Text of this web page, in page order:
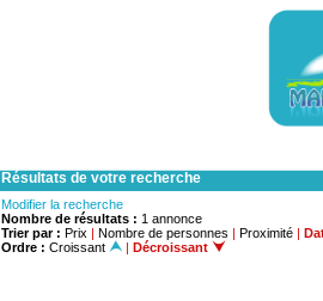
Résultats de votre recherche
Modifier la recherche
Nombre de résultats : 1 annonce
Trier par : Prix | Nombre de personnes | Proximité |
Ordre : Croissant | Décroissant